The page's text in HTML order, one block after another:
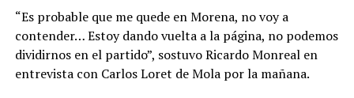
“Es probable que me quede en Morena, no voy a
contender… Estoy dando vuelta a la página, no podemos
dividirnos en el partido”, sostuvo Ricardo Monreal en
entrevista con Carlos Loret de Mola por la mañana.